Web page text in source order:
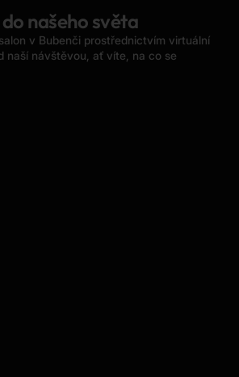
našeho světa
v Bubenči prostřednictvím virtuální
naší návštěvou, ať víte, na co se